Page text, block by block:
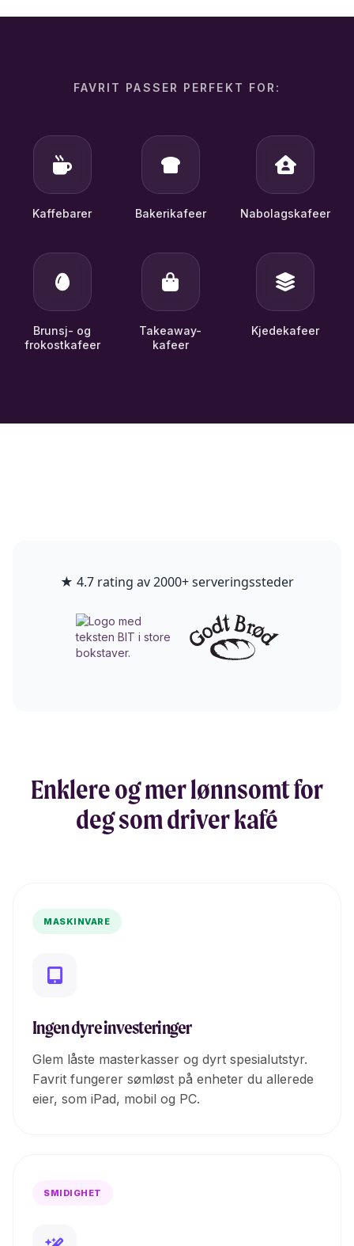
FAVRIT PASSER PERFEKT FOR:
Kaffebarer Bakerikafeer Nabolagskafeer
Brunsj- og
frokostkafeer
Takeaway-
kafeer
Kjedekafeer
★ 4.7 rating av 2000+ serveringssteder
Enklere og mer lønnsomt for
deg som driver kafé
MASKINVARE
Ingen dyre investeringer
Glem låste masterkasser og dyrt spesialutstyr.
Favrit fungerer sømløst på enheter du allerede
eier, som iPad, mobil og PC.
SMIDIGHET